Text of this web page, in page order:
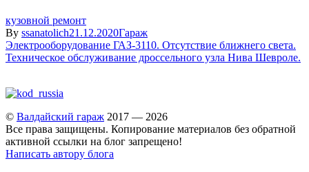
кузовной ремонт
By ssanatolich21.12.2020Гараж
Навигация
по
записям
Электрооборудование ГАЗ-3110. Отсутствие ближнего света.
Техническое обслуживание дроссельного узла Нива Шевроле.
© Валдайский гараж 2017 — 2026
Все права защищены. Копирование материалов без обратной
активной ссылки на блог запрещено!
Написать автору блога